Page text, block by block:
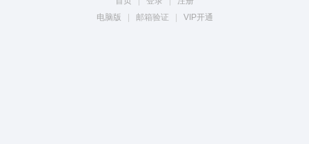
电脑版
邮箱验证 VIP开通